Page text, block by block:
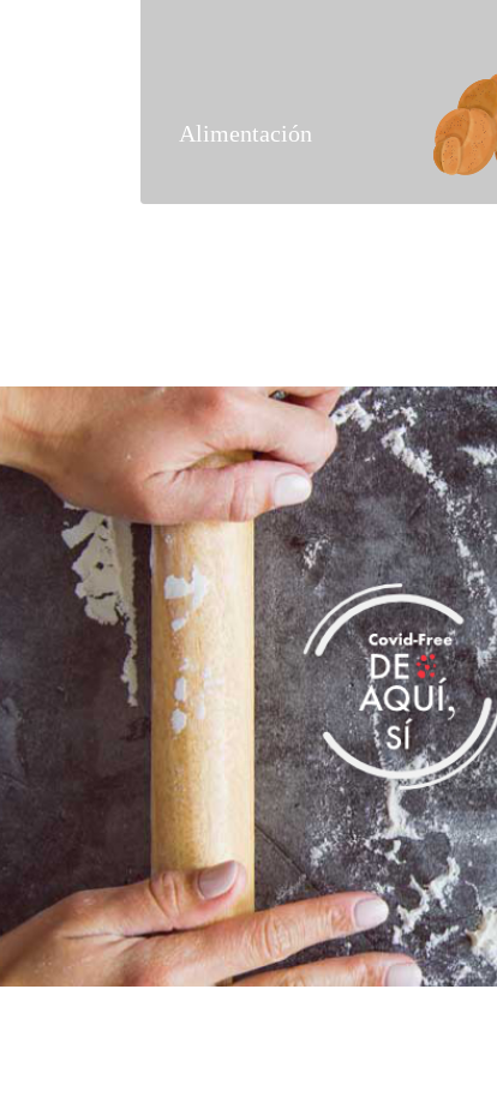
Alimentación